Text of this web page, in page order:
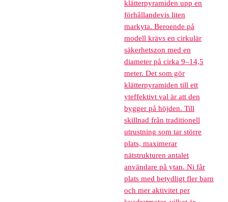
klätterpyramiden upp en
förhållandevis liten
markyta. Beroende på
modell krävs en cirkulär
säkerhetszon med en
diameter på cirka 9–14,5
meter. Det som gör
klätterpyramiden till ett
yteffektivt val är att den
bygger på höjden. Till
skillnad från traditionell
utrustning som tar större
plats, maximerar
nätstrukturen antalet
användare på ytan. Ni får
plats med betydligt fler barn
och mer aktivitet per